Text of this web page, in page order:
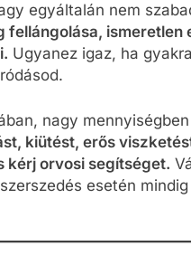
egyáltalán nem
ismeretlen
Ugyanez igaz, ha
nagy
kiütést, erős
kérj orvosi segítséget.
esetén